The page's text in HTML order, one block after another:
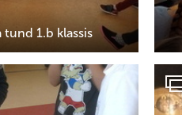
1.b klassis